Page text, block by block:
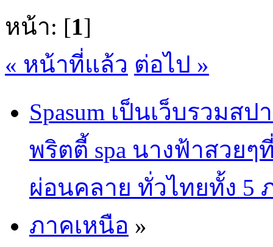
หน้า: [1]
« หน้าที่แล้ว ต่อไป »
Spasum เป็นเว็บรวม
พริตตี้ spa นางฟ้าสวย
ผ่อนคลาย ทั่วไทยทั้ง 5
ภาคเหนือ »